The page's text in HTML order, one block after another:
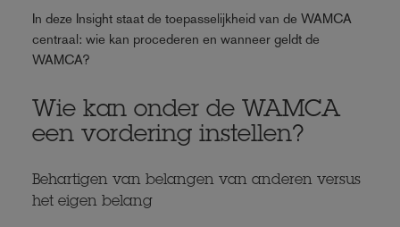
In deze Insight staat de toepasselijkheid van de WAMCA
centraal: wie kan procederen en wanneer geldt de
WAMCA?
Wie kan onder de WAMCA
een vordering instellen?
Behartigen van belangen van anderen versus
het eigen belang